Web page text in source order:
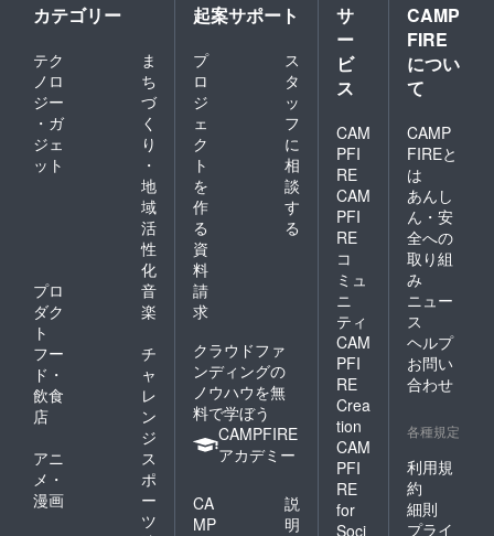
カテゴリー
テク
ノロ
ジー
・ガ
ジェ
ット
ま
ち
づ
く
り
・
地
域
活
性
化
プロ
ダク
ト
音
楽
フー
ド・
飲食
店
チ
ャ
レ
ン
ジ
アニ
メ・
漫画
ス
ポ
ー
ツ
起案サポート
プ
ロ
ジ
ェ
ク
ト
を
作
る
ス
タ
ッ
フ
に
相
談
す
る
資
料
請
求
クラウドファ
ンディングの
ノウハウを無
料で学ぼう
CAMPFIRE
アカデミー
CA
MP
説
明
サ
ー
ビ
ス
CAM
PFI
RE
CAM
PFI
RE
コ
ミュ
ニ
ティ
CAM
PFI
RE
Crea
tion
CAM
PFI
RE
for
Soci
CAMP
FIRE
につい
て
CAMP
FIREと
は
あんし
ん・安
全への
取り組
み
ニュー
ス
ヘルプ
お問い
合わせ
各種規定
利用規
約
細則
プライ